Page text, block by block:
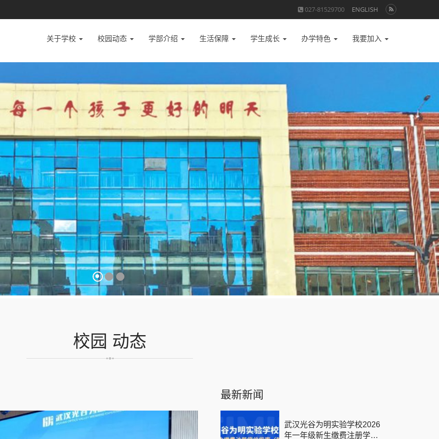
027-81529700 ENGLISH
关于学校 校园动态 学部介绍 生活保障 学生成长 办学特色 我要加入
校园 动态
最新新闻
武汉光谷为明实验学校2026
年一年级新生缴费注册学位指